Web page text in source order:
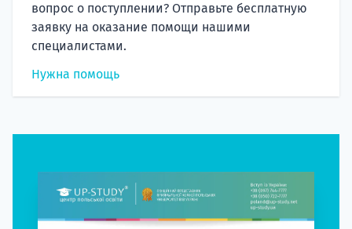
вопрос о поступлении? Отправьте бесплатную
заявку на оказание помощи нашими
специалистами.
Нужна помощь